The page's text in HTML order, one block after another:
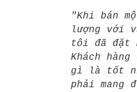
"Khi bán
lượng với
tôi đã đặt
Khách
gì là tốt
phải mang